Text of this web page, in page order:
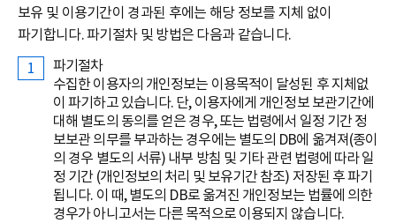
보유 및 이용기간이 경과된 후에는 해당 정보를 지체 없이
파기합니다. 파기절차 및 방법은 다음과 같습니다.
파기절차
수집한 이용자의 개인정보는 이용목적이 달성된 후 지체없
이 파기하고 있습니다. 단, 이용자에게 개인정보 보관기간에
대해 별도의 동의를 얻은 경우, 또는 법령에서 일정 기간 정
보보관 의무를 부과하는 경우에는 별도의 DB에 옮겨져(종이
의 경우 별도의 서류) 내부 방침 및 기타 관련 법령에 따라 일
정 기간 (개인정보의 처리 및 보유기간 참조) 저장된 후 파기
됩니다. 이 때, 별도의 DB로 옮겨진 개인정보는 법률에 의한
경우가 아니고서는 다른 목적으로 이용되지 않습니다.